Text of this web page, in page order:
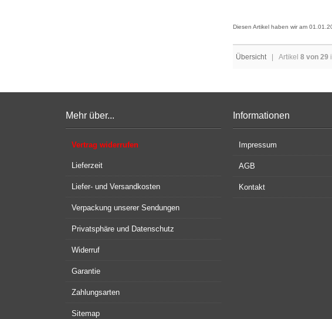
Diesen Artikel haben wir am
Übersicht| Artikel 8 von 29
Mehr über...
Vertrag widerrufen
Lieferzeit
Liefer- und Versandkosten
Verpackung unserer Sendungen
Privatsphäre und Datenschutz
Widerruf
Garantie
Zahlungsarten
Sitemap
Informationen
Impressum
AGB
Kontakt